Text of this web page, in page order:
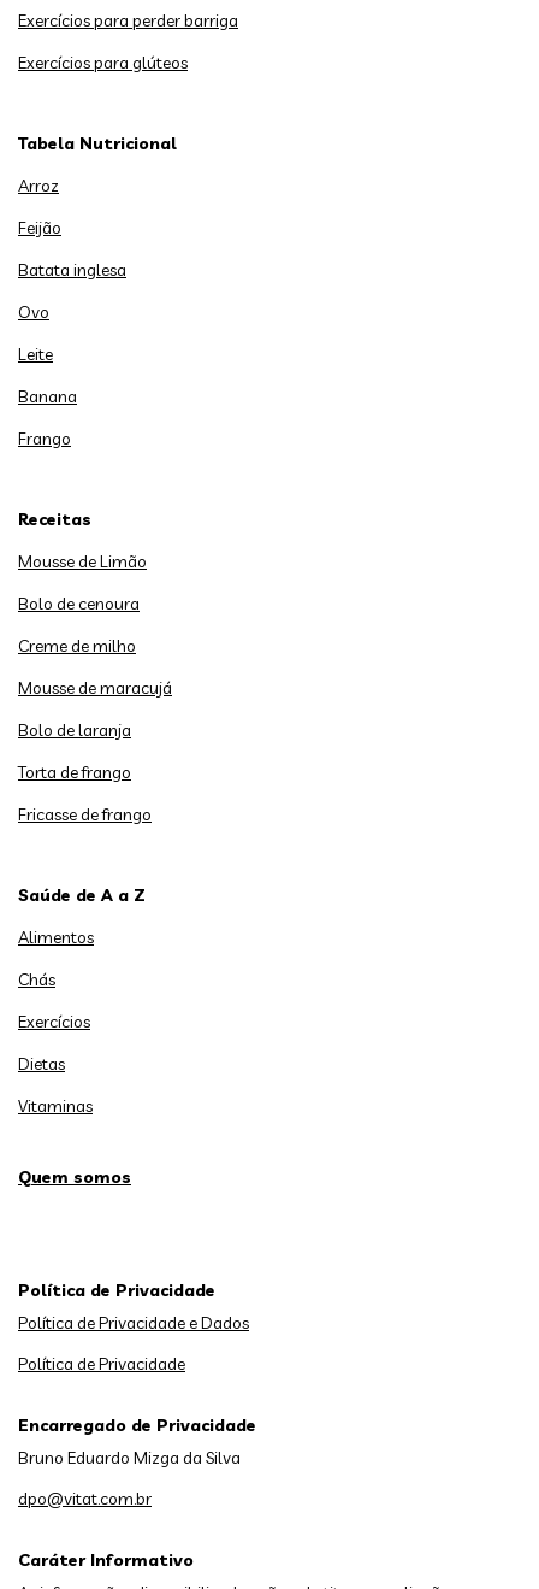
Exercícios para perder barriga
Exercícios para glúteos
Tabela Nutricional
Arroz
Feijão
Batata inglesa
Ovo
Leite
Banana
Frango
Receitas
Mousse de Limão
Bolo de cenoura
Creme de milho
Mousse de maracujá
Bolo de laranja
Torta de frango
Fricasse de frango
Saúde de A a Z
Alimentos
Chás
Exercícios
Dietas
Vitaminas
Quem somos
Caráter Informativo
Política de Privacidade
Política de Privacidade e Dados
Política de Privacidade
Encarregado de Privacidade
Bruno Eduardo Mizga da Silva
dpo@vitat.com.br